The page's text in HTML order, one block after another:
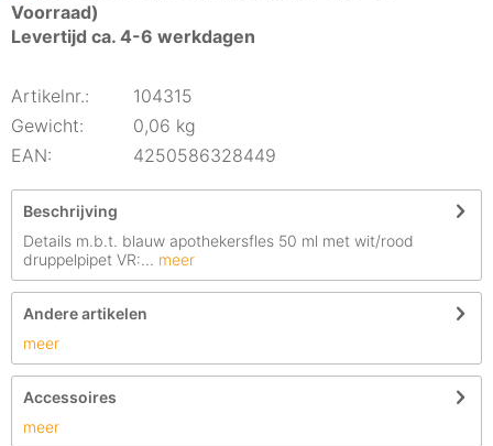
Voorraad)
Levertijd ca. 4-6 werkdagen
Artikelnr.:
104315
Gewicht:
0,06 kg
EAN:
4250586328449
Beschrijving
Details m.b.t. blauw apothekersfles 50 ml met wit/rood
druppelpipet VR:... meer
Andere artikelen
meer
Accessoires
meer